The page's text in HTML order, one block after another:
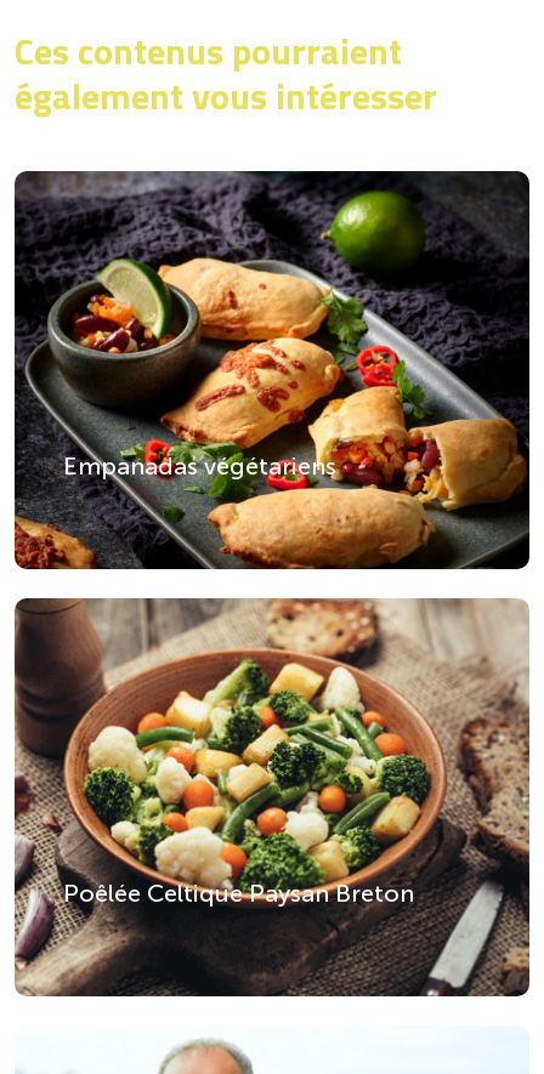
Ces contenus pourraient
également vous intéresser
Empanadas végétariens
Poêlée Celtique Paysan Breton